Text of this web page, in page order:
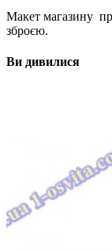
Макет магазину
зброєю.
Ви дивилися